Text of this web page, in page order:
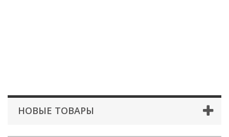
НОВЫЕ ТОВАРЫ